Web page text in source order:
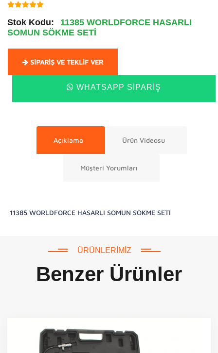
Stok Kodu:
11385 WORLDFORCE HASARLI
SOMUN SÖKME SETİ
SIPARIŞ VE TEKLIF VER
WHATSAPP SIPARIŞ
Açıklama Ürün Videosu
Müşteri Yorumları
11385 WORLDFORCE HASARLI SOMUN SÖKME SETİ
ÜRÜNLERIMIZ
Benzer Ürünler